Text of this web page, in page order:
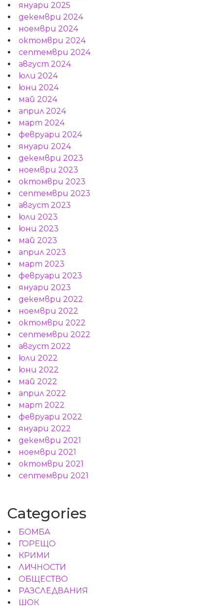
януари 2025
декември 2024
ноември 2024
октомври 2024
септември 2024
август 2024
юли 2024
юни 2024
май 2024
април 2024
март 2024
февруари 2024
януари 2024
декември 2023
ноември 2023
октомври 2023
септември 2023
август 2023
юли 2023
юни 2023
май 2023
април 2023
март 2023
февруари 2023
януари 2023
декември 2022
ноември 2022
октомври 2022
септември 2022
август 2022
юли 2022
юни 2022
май 2022
април 2022
март 2022
февруари 2022
януари 2022
декември 2021
ноември 2021
октомври 2021
септември 2021
Categories
БОМБА
ГОРЕЩО
КРИМИ
ЛИЧНОСТИ
ОБЩЕСТВО
РАЗСЛЕДВАНИЯ
ШОК